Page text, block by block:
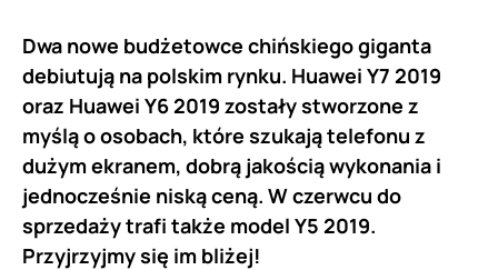
Dwa nowe budżetowce chińskiego giganta
debiutują na polskim rynku. Huawei Y7 2019
oraz Huawei Y6 2019 zostały stworzone z
myślą o osobach, które szukają telefonu z
dużym ekranem, dobrą jakością wykonania i
jednocześnie niską ceną. W czerwcu do
sprzedaży trafi także model Y5 2019.
Przyjrzyjmy się im bliżej!